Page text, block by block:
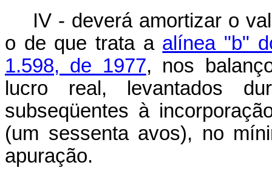
IV - deverá amortizar o
o de que trata a alínea "b"
1.598, de 1977, nos
lucro real, levantados
subseqüentes à
(um sessenta avos), no
apuração.